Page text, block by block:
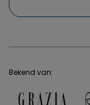
Bekend van: